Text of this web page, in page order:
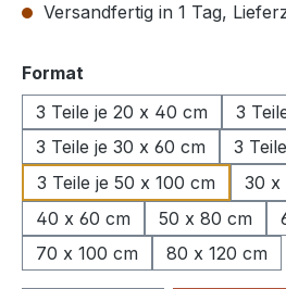
Versandfertig in 1 Tag,
Format
3 Teile je 20 x 40 cm
3
3 Teile je 30 x 60 cm
3
3 Teile je 50 x 100 cm
30 x
40 x 60 cm
50 x 80 cm
70 x 100 cm
80 x 120 cm